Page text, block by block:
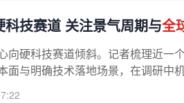
技赛道 关注景气周期与全
向硬科技赛道倾斜。记者梳理近
面与明确技术落地场景，在调研中